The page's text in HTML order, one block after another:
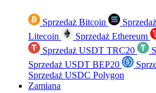
Sprzedaż Bitcoin
Litecoin
Sprzedaż Ethereum
Sprzedaż USDT TRC20
Sprzedaż USDT BEP20
Sprzedaż USDC Polygon
Zamiana